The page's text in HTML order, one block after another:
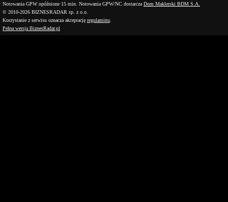
Notowania GPW opóźnione 15 min. Notowania GPW/NC dostarcza Dom Maklerski BDM S.A.
© 2010-2026 BIZNESRADAR sp. z o.o.
Korzystanie z serwisu oznacza akceptację regulaminu
Pełna wersja BiznesRadar.pl